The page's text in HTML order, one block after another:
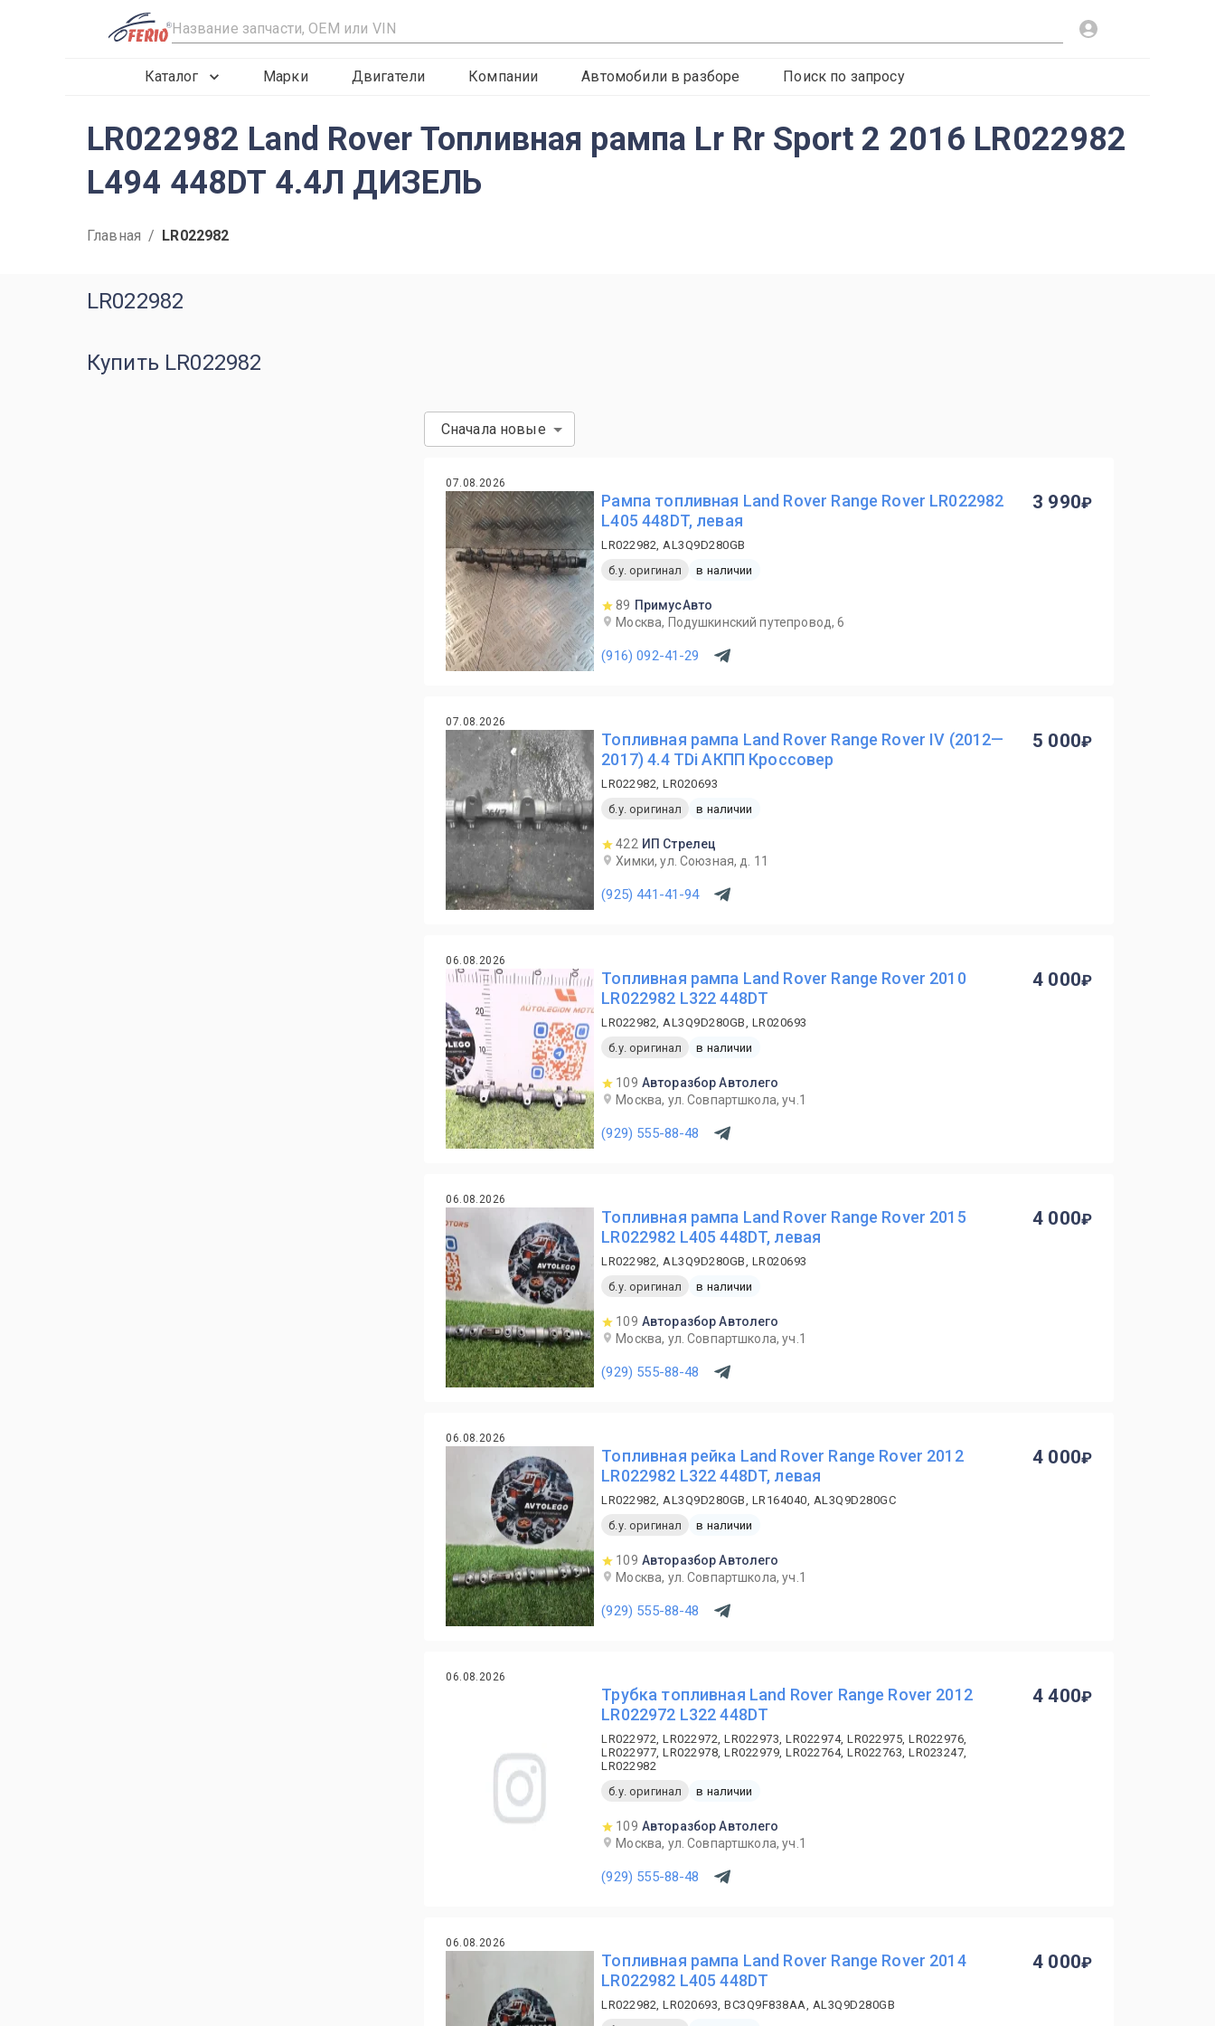
R
Каталог Марки Двигатели Компании Автомобили в разборе Поиск по запросу
LR022982 Land Rover Топливная рампа Lr Rr Sport 2 2016 LR022982
L494 448DT 4.4Л ДИЗЕЛЬ
Главная / LR022982
LR022982
Купить LR022982
Сначала новые
07.08.2026
Рампа топливная Land Rover Range Rover LR022982
L405 448DT, левая
LR022982, AL3Q9D280GB
б.у. оригинал
в наличии
89 ПримусАвто
Москва, Подушкинский путепровод, 6
(916) 092-41-29
3 990
07.08.2026
Топливная рампа Land Rover Range Rover IV (2012—
2017) 4.4 TDi АКПП Кроссовер
LR022982, LR020693
б.у. оригинал
в наличии
422 ИП Стрелец
Химки, ул. Союзная, д. 11
(925) 441-41-94
5 000
06.08.2026
Топливная рампа Land Rover Range Rover 2010
LR022982 L322 448DT
LR022982, AL3Q9D280GB, LR020693
б.у. оригинал
в наличии
109 Авторазбор Автолего
Москва, ул. Совпартшкола, уч.1
(929) 555-88-48
4 000
06.08.2026
Топливная рампа Land Rover Range Rover 2015
LR022982 L405 448DT, левая
LR022982, AL3Q9D280GB, LR020693
б.у. оригинал
в наличии
109 Авторазбор Автолего
Москва, ул. Совпартшкола, уч.1
(929) 555-88-48
4 000
06.08.2026
Топливная рейка Land Rover Range Rover 2012
LR022982 L322 448DT, левая
LR022982, AL3Q9D280GB, LR164040, AL3Q9D280GC
б.у. оригинал
в наличии
109 Авторазбор Автолего
Москва, ул. Совпартшкола, уч.1
(929) 555-88-48
4 000
06.08.2026
Трубка топливная Land Rover Range Rover 2012
LR022972 L322 448DT
LR022972, LR022972, LR022973, LR022974, LR022975, LR022976,
LR022977, LR022978, LR022979, LR022764, LR022763, LR023247,
LR022982
б.у. оригинал
в наличии
109 Авторазбор Автолего
Москва, ул. Совпартшкола, уч.1
(929) 555-88-48
4 400
06.08.2026
Топливная рампа Land Rover Range Rover 2014
LR022982 L405 448DT
LR022982, LR020693, BC3Q9F838AA, AL3Q9D280GB
4 000